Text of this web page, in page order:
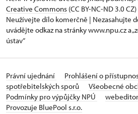
židovské školy (cheder).
v západním průčelí, kde se
přístavkem, nad jehož
vchodem (nyní vstup do
V severní části budovy je
synagogy, zaklenutý valenou
lunetami u oken. Ústředním
Creative Commons (CC BY-NC-ND 3.0
Neužívejte dílo komerčně | Nezasahujte
uvádějte odkaz na stránky www.npu.cz a
ústav“
Právní ujednání Prohlášení o
spotřebitelských sporů
Všeobecné
Podmínky pro výpůjčky NPÚ
Provozuje BluePool s.r.o.